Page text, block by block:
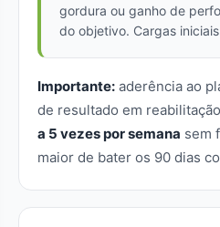
gordura ou ganho de
do objetivo. Cargas
Importante: aderência ao
de resultado em
a 5 vezes por semana sem
maior de bater os 90 dias